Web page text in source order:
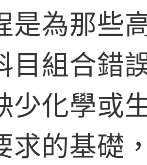
是為那些
目組合錯
少化學或
求的基礎